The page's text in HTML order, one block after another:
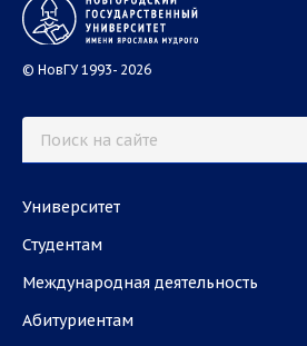
© НовГУ 1993- 2026
Университет
Студентам
Международная деятельность
Абитуриентам